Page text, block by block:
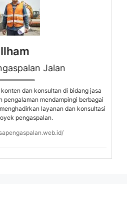
Ilham
Jalan
dan konsultan di bidang jasa
pengalaman mendampingi berbagai
layanan dan konsultasi
pengaspalan.